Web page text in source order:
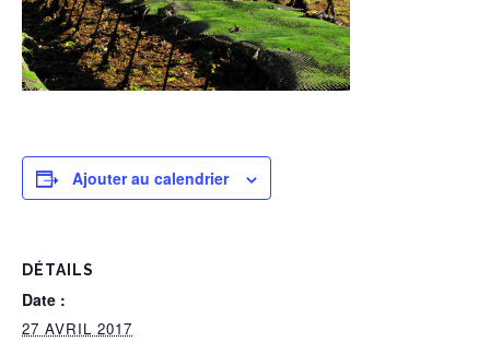
Ajouter au calendrier
DÉTAILS
Date :
27 AVRIL 2017